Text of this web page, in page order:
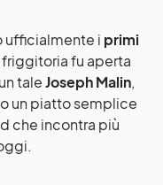
ufficialmente i primi
friggitoria fu aperta
taleJoseph Malin,
un piatto semplice
che incontra più